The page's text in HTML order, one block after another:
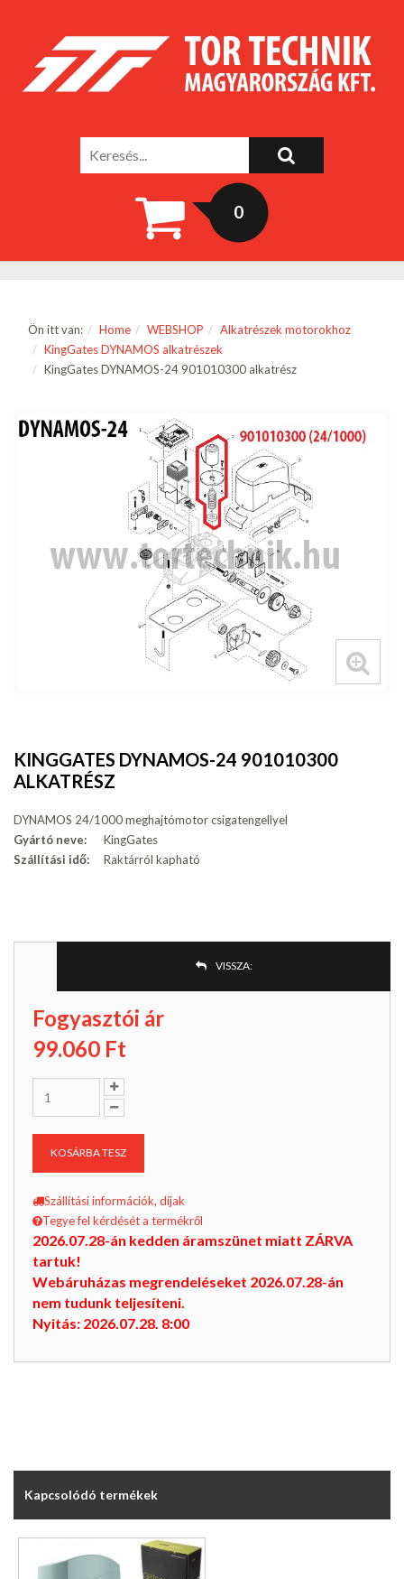
0
Ön itt van: Home WEBSHOP
Alkatrészek motorokhoz
KingGates DYNAMOS alkatrészek
KingGates DYNAMOS-24 901010300 alkatrész
KINGGATES DYNAMOS-24 901010300
ALKATRÉSZ
DYNAMOS 24/1000 meghajtómotor csigatengellyel
Gyártó neve:
KingGates
Szállítási idő:
Raktárról kapható
VISSZA:
Fogyasztói ár
99.060 Ft
KOSÁRBA TESZ
Szállítási információk, díjak
Tegye fel kérdését a termékről
2026.07.28-án kedden áramszünet miatt ZÁRVA
tartuk!
Webáruházas megrendeléseket 2026.07.28-án
nem tudunk teljesíteni.
Nyitás: 2026.07.28. 8:00
Kapcsolódó termékek